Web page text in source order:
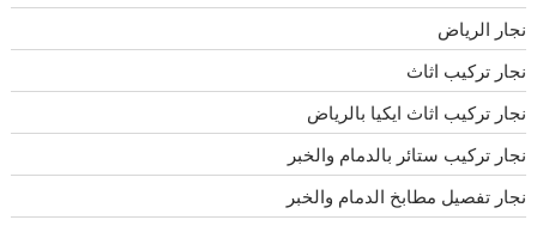
نجار الرياض
نجار تركيب اثاث
نجار تركيب اثاث ايكيا بالرياض
نجار تركيب ستائر بالدمام والخبر
نجار تفصيل مطابخ الدمام والخبر